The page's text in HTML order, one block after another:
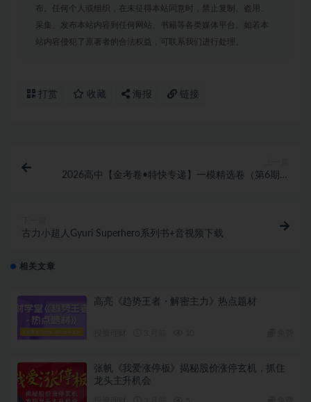
布。任何个人或组织，在未征得本站同意时，禁止复制、盗用、
采集、发布本站内容到任何网站、书籍等各类媒体平台。如若本
站内容侵犯了原著者的合法权益，可联系我们进行处理。
打赏 收藏 海报 链接
2026高中【金考卷•特快专递】一模精选卷（第6期）
古力小超人Gyuri Superhero系列书+音视频下载
相关文章
高亮《趋势王者・解密主力》热点题材
张帆《我爱涨停板》揭秘股价涨停玄机，抓住
龙头主升机会